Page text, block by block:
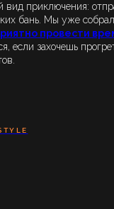
вид приключения:
бань. Мы уже
провести
если захочешь